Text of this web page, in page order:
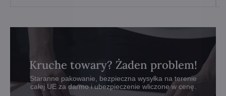
Kruche towary? Żaden problem!
Staranne pakowanie, bezpieczna wysyłka na terenie
całej UE za darmo i ubezpieczenie wliczone w cenę.